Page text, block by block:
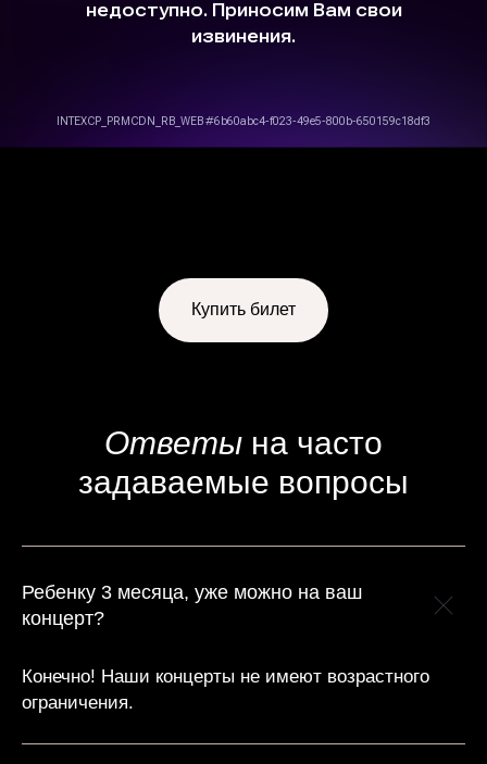
Купить билет
Ответы на часто
задаваемые вопросы
Ребенку 3 месяца, уже можно на ваш
концерт?
Конечно! Наши концерты не имеют возрастного
ограничения.
support@playforsoul.ru
Политика конфиденциальности